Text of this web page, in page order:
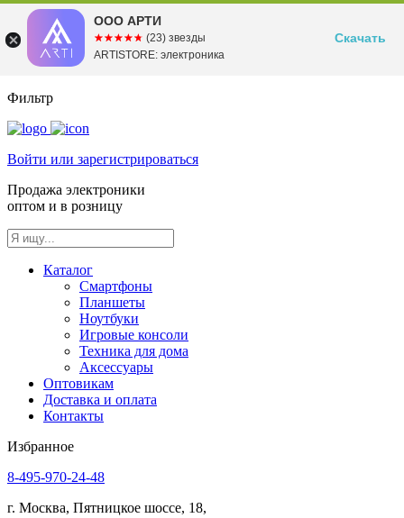
Фильтр
Войти или зарегистрироваться
Продажа электроники
оптом и в розницу
Каталог
Смартфоны
Планшеты
Ноутбуки
Игровые консоли
Техника для дома
Аксессуары
Оптовикам
Доставка и оплата
Контакты
Избранное
8-495-970-24-48
г. Москва, Пятницкое шоссе, 18,
ООО АРТИ
☆☆☆☆☆
★★★★★ (23) звезды
ARTISTORE: электроника
Скачать